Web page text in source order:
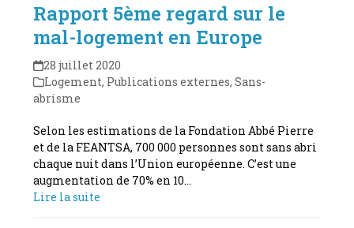
Rapport 5ème regard sur le
mal-logement en Europe
28 juillet 2020
Logement, Publications externes,Sans-
abrisme
Selon les estimations de la Fondation Abbé Pierre
et de la FEANTSA, 700 000 personnes sont sans abri
chaque nuit dans l’Union européenne. C’est une
augmentation de 70% en 10…
Lire la suite